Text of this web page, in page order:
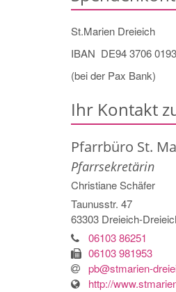
St.Marien Dreieich
IBAN DE94 3706
(bei der Pax Bank)
Ihr Kontakt
Pfarrbüro St.
Pfarrsekretärin
ChristianeSchäfer
Taunusstr. 47
63303 Dreieich-
06103 86251
06103 981953
pb@stmarien-
http://